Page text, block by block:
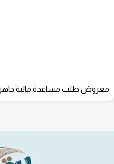
معروض طلب مساعدة مالية جاهز doc